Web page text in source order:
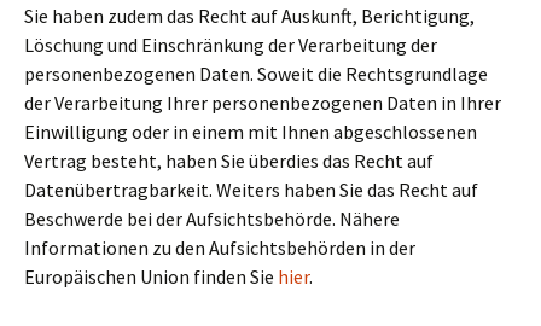
Sie haben zudem das Recht auf Auskunft, Berichtigung,
Löschung und Einschränkung der Verarbeitung der
personenbezogenen Daten. Soweit die Rechtsgrundlage
der Verarbeitung Ihrer personenbezogenen Daten in Ihrer
Einwilligung oder in einem mit Ihnen abgeschlossenen
Vertrag besteht, haben Sie überdies das Recht auf
Datenübertragbarkeit. Weiters haben Sie das Recht auf
Beschwerde bei der Aufsichtsbehörde. Nähere
Informationen zu den Aufsichtsbehörden in der
Europäischen Union finden Sie hier.